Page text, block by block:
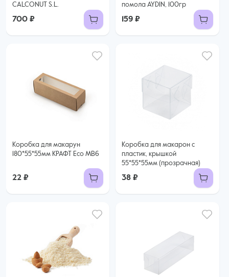
CALCONUT S.L.
700 ₽
помола AYDIN, 100гр
159 ₽
Коробка для макарун
180*55*55мм КРАФТ Eco MB6
22 ₽
Коробка для макарон с
пластик, крышкой
55*55*55мм (прозрачная)
38 ₽